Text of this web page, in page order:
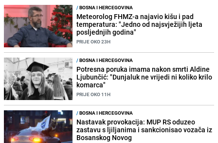
/BOSNA I HERCEGOVINA
Meteorolog FHMZ-a najavio kišu i pad
temperatura: "Jedno od najsvježijih ljeta
posljednjih godina"
PRIJE OKO 23H
/BOSNA I HERCEGOVINA
Potresna poruka imama nakon smrti Aldine
Ljubunčić: "Dunjaluk ne vrijedi ni koliko krilo
komarca"
PRIJE OKO 11H
/BOSNA I HERCEGOVINA
Nastavak provokacija: MUP RS oduzeo
zastavu s ljiljanima i sankcionisao vozača iz
Bosanskog Novog